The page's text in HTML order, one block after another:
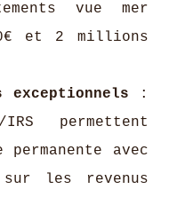
vue mer
et 2 millions
exceptionnels :
IRS permettent
avec
les revenus